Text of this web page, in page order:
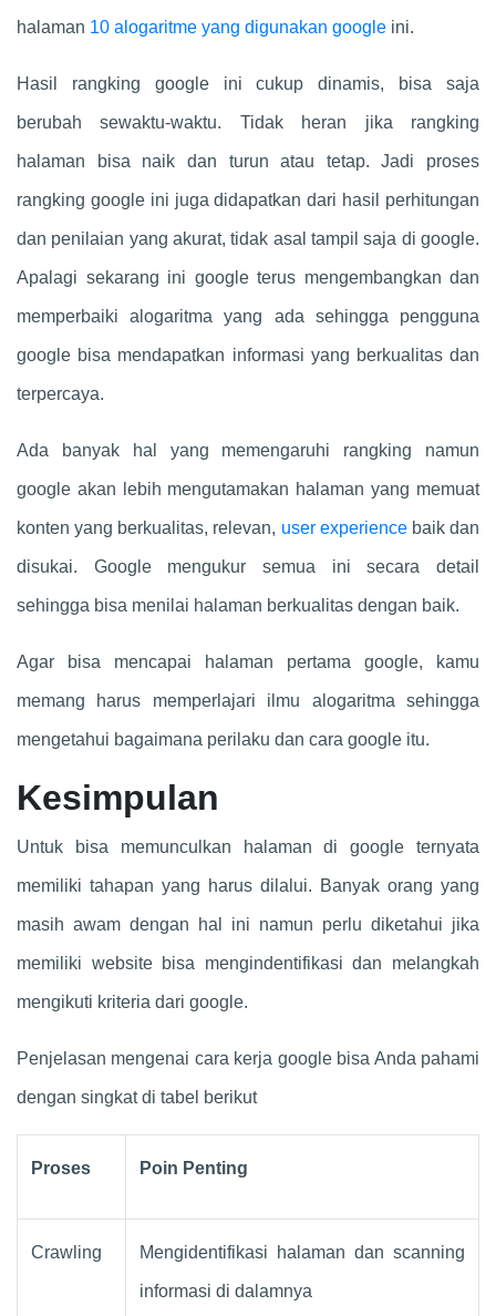
halaman 10 alogaritme yang digunakan google ini.
Hasil rangking google ini cukup dinamis, bisa saja
berubah sewaktu-waktu. Tidak heran jika rangking
halaman bisa naik dan turun atau tetap. Jadi proses
rangking google ini juga didapatkan dari hasil perhitungan
dan penilaian yang akurat, tidak asal tampil saja di google.
Apalagi sekarang ini google terus mengembangkan dan
memperbaiki alogaritma yang ada sehingga pengguna
google bisa mendapatkan informasi yang berkualitas dan
terpercaya.
Ada banyak hal yang memengaruhi rangking namun
google akan lebih mengutamakan halaman yang memuat
konten yang berkualitas, relevan, user experiencebaik dan
disukai. Google mengukur semua ini secara detail
sehingga bisa menilai halaman berkualitas dengan baik.
Agar bisa mencapai halaman pertama google, kamu
memang harus memperlajari ilmu alogaritma sehingga
mengetahui bagaimana perilaku dan cara google itu.
Kesimpulan
Untuk bisa memunculkan halaman di google ternyata
memiliki tahapan yang harus dilalui. Banyak orang yang
masih awam dengan hal ini namun perlu diketahui jika
memiliki website bisa mengindentifikasi dan melangkah
mengikuti kriteria dari google.
Penjelasan mengenai cara kerja google bisa Anda pahami
dengan singkat di tabel berikut
Proses Poin Penting
Crawling Mengidentifikasi halaman dan scanning
informasi di dalamnya